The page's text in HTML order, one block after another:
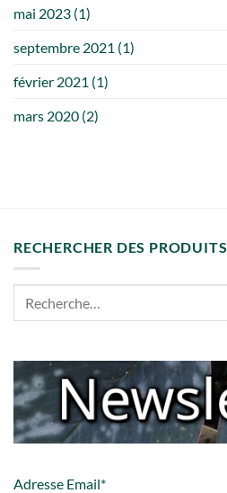
mai 2023 (1)
septembre 2021 (1)
février 2021 (1)
mars 2020 (2)
RECHERCHER DES PRODUITS
Adresse Email*